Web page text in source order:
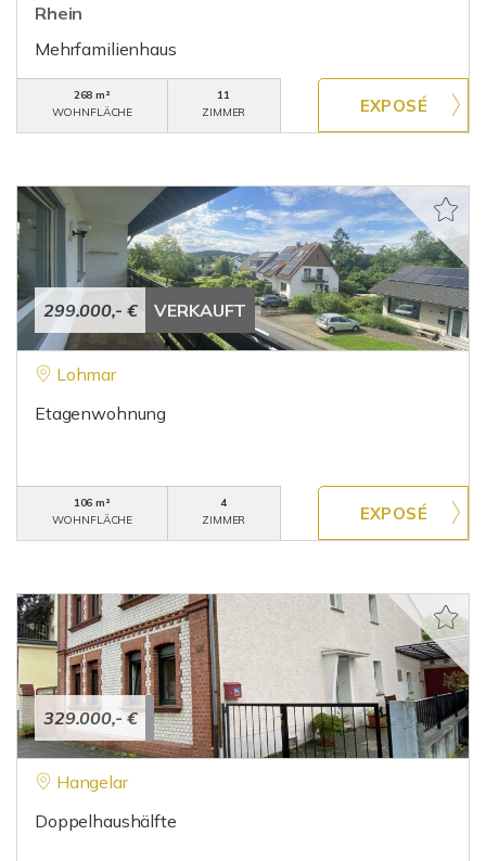
Rhein
Mehrfamilienhaus
268 m²
WOHNFLÄCHE
11
ZIMMER
299.000,- € VERKAUFT
Lohmar
Etagenwohnung
106 m²
WOHNFLÄCHE
4
ZIMMER
329.000,- €
Hangelar
Doppelhaushälfte